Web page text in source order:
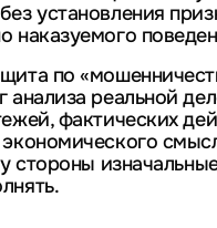
установления
наказуемого
по
анализа реальной
фактических
стороны